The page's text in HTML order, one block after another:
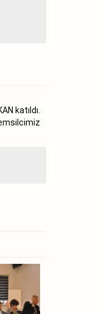
katıldı.